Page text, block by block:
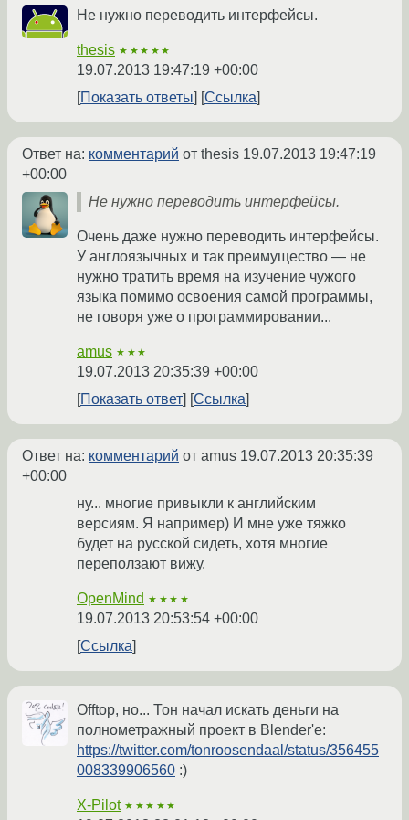
Не нужно переводить интерфейсы.
thesis ★★★★★
19.07.2013 19:47:19 +00:00
Показать ответы
Ссылка
Ответ на: комментарий от thesis 19.07.2013 19:47:19
+00:00
Не нужно переводить интерфейсы.
Очень даже нужно переводить интерфейсы.
У англоязычных и так преимущество — не
нужно тратить время на изучение чужого
языка помимо освоения самой программы,
не говоря уже о программировании...
amus ★★★
19.07.2013 20:35:39 +00:00
Показать ответ
Ссылка
Ответ на: комментарий от amus 19.07.2013 20:35:39
+00:00
ну... многие привыкли к английским
версиям. Я например) И мне уже тяжко
будет на русской сидеть, хотя многие
переползают вижу.
OpenMind ★★★★
19.07.2013 20:53:54 +00:00
Ссылка
Offtop, но... Тон начал искать деньги на
полнометражный проект в Blender'е:
https://twitter.com/tonroosendaal/status/356455
008339906560 :)
X-Pilot ★★★★★